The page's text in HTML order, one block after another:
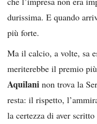
durissima. E quando
più forte.
Ma il calcio, a volte, sa
meriterebbe il premio
Aquilani non trova la
resta: il rispetto,
la certezza di aver